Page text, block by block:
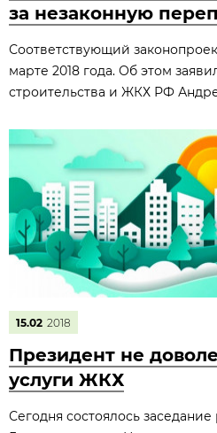
за незаконную
Соответствующий
марте 2018 года. Об этом
строительства и ЖКХ РФ
15.02 2018
Президент не
услуги ЖКХ
Сегодня состоялось